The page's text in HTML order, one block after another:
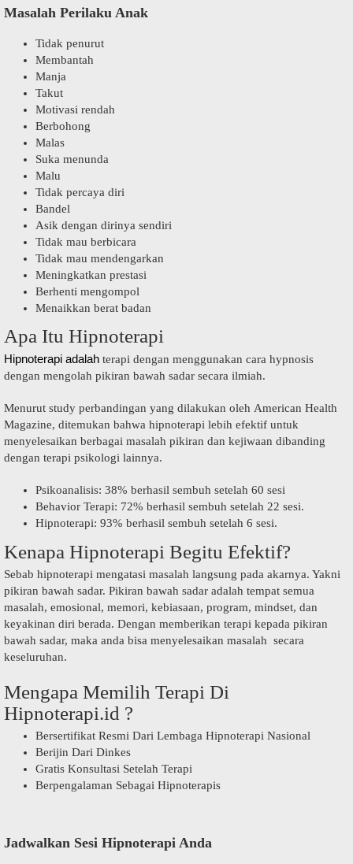
Masalah Perilaku Anak
Tidak penurut
Membantah
Manja
Takut
Motivasi rendah
Berbohong
Malas
Suka menunda
Malu
Tidak percaya diri
Bandel
Asik dengan dirinya sendiri
Tidak mau berbicara
Tidak mau mendengarkan
Meningkatkan prestasi
Berhenti mengompol
Menaikkan berat badan
Apa Itu Hipnoterapi
Hipnoterapi adalah terapi dengan menggunakan cara hypnosis
dengan mengolah pikiran bawah sadar secara ilmiah.
Menurut study perbandingan yang dilakukan oleh American Health
Magazine, ditemukan bahwa hipnoterapi lebih efektif untuk
menyelesaikan berbagai masalah pikiran dan kejiwaan dibanding
dengan terapi psikologi lainnya.
Psikoanalisis: 38% berhasil sembuh setelah 60 sesi
Behavior Terapi: 72% berhasil sembuh setelah 22 sesi.
Hipnoterapi: 93% berhasil sembuh setelah 6 sesi.
Kenapa Hipnoterapi Begitu Efektif?
Sebab hipnoterapi mengatasi masalah langsung pada akarnya. Yakni
pikiran bawah sadar. Pikiran bawah sadar adalah tempat semua
masalah, emosional, memori, kebiasaan, program, mindset, dan
keyakinan diri berada. Dengan memberikan terapi kepada pikiran
bawah sadar, maka anda bisa menyelesaikan masalah secara
keseluruhan.
Mengapa Memilih Terapi Di
Hipnoterapi.id ?
Bersertifikat Resmi Dari Lembaga Hipnoterapi Nasional
Berijin Dari Dinkes
Gratis Konsultasi Setelah Terapi
Berpengalaman Sebagai Hipnoterapis
Jadwalkan Sesi Hipnoterapi Anda